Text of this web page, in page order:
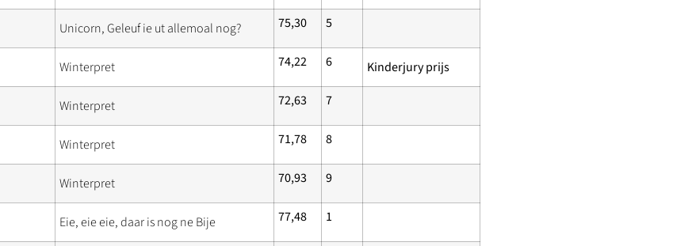
Unicorn, Geleuf ie ut allemoal nog? 75,30 5
Winterpret 74,22 6
Kinderjury prijs
Winterpret 72,63 7
Winterpret 71,78 8
Winterpret 70,93 9
Eie, eie eie, daar is nog ne Bije 77,48 1